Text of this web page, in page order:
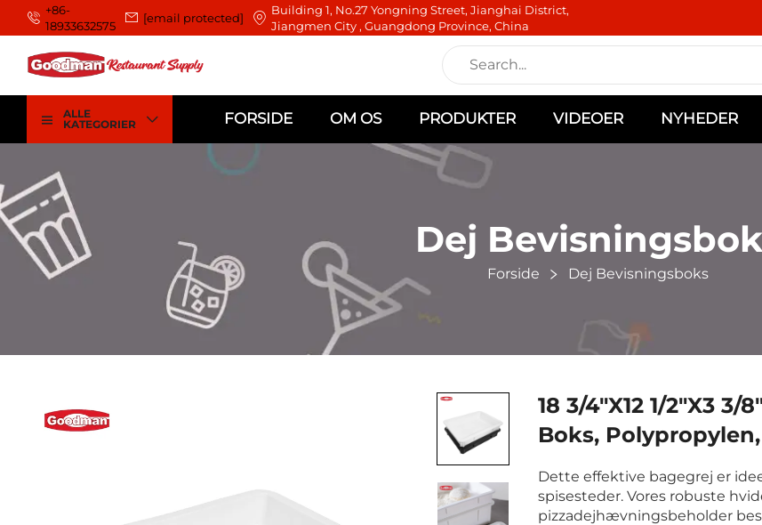
+86-
18933632575
[email protected]
Building 1, No.27 Yongning Street, Jianghai District,
Jiangmen City , Guangdong Province, China
ALLE
KATEGORIER
FORSIDE OM OS PRODUKTER VIDEOER NYHEDER
Dej
Forside Dej Bevisningsboks
18 3/4"x12 1/2"x3 3/
Boks,
Dette effektive bagegrej er
spisesteder. Vores robuste
pizzadejhævningsbeholder